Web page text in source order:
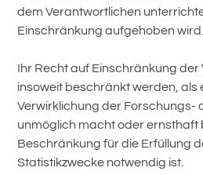
dem Verantwortlichen
Einschränkung aufgehoben wird.
Ihr Recht auf Einschränkung
insoweit beschränkt werden, als
Verwirklichung der Forschungs-
unmöglich macht oder ernsthaft
Beschränkung für die Erfüllung
Statistikzwecke notwendig ist.